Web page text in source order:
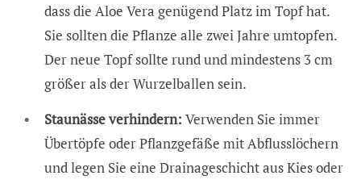
dass die Aloe Vera genügend Platz im Topf hat.
Sie sollten die Pflanze alle zwei Jahre umtopfen.
Der neue Topf sollte rund und mindestens 3 cm
größer als der Wurzelballen sein.
Staunässe verhindern: Verwenden Sie immer
Übertöpfe oder Pflanzgefäße mit Abflusslöchern
und legen Sie eine Drainageschicht aus Kies oder